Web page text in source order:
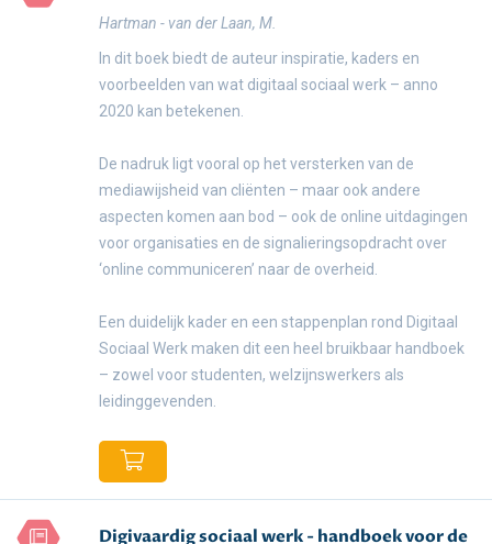
Hartman - van der Laan, M.
In dit boek biedt de auteur inspiratie, kaders en
voorbeelden van wat digitaal sociaal werk – anno
2020 kan betekenen.
De nadruk ligt vooral op het versterken van de
mediawijsheid van cliënten – maar ook andere
aspecten komen aan bod – ook de online uitdagingen
voor organisaties en de signalieringsopdracht over
‘online communiceren’ naar de overheid.
Een duidelijk kader en een stappenplan rond Digitaal
Sociaal Werk maken dit een heel bruikbaar handboek
– zowel voor studenten, welzijnswerkers als
leidinggevenden.
Digivaardig sociaal werk - handboek voor de